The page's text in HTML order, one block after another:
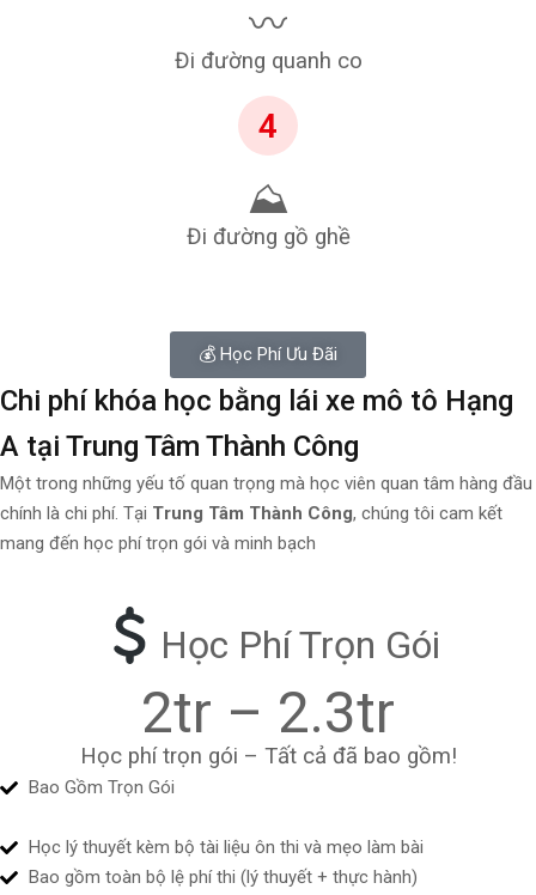
〰️
Đi đường quanh co
4
⛰️
Đi đường gồ ghề
💰 Học Phí Ưu Đãi
Chi phí khóa học bằng lái xe mô tô Hạng
A tại Trung Tâm Thành Công
Một trong những yếu tố quan trọng mà học viên quan tâm hàng đầu
chính là chi phí. Tại Trung Tâm Thành Công, chúng tôi cam kết
mang đến học phí trọn gói và minh bạch
Học Phí Trọn Gói
2tr – 2.3tr
Học phí trọn gói – Tất cả đã bao gồm!
Bao Gồm Trọn Gói
Học lý thuyết kèm bộ tài liệu ôn thi và mẹo làm bài
Bao gồm toàn bộ lệ phí thi (lý thuyết + thực hành)